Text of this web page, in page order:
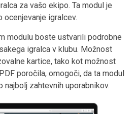
za vašo ekipo. Ta modul je
igralcev.
modulu boste ustvarili podrobne
igralca v klubu. Možnost
kartice, tako kot možnost
poročila, omogoči, da ta modul
najbolj zahtevnih uporabnikov.